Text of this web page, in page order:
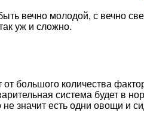
вечно молодой, с вечно
уж и сложно.
большого количества
система будет в
значит есть одни овощи и